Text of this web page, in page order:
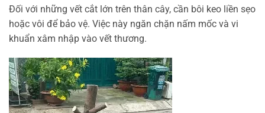
Đối với những vết cắt lớn trên thân cây, cần bôi keo liền sẹo
hoặc vôi để bảo vệ. Việc này ngăn chặn nấm mốc và vi
khuẩn xâm nhập vào vết thương.